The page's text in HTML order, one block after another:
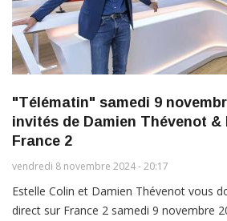
"Télématin" samedi 9
invités de Damien Thévenot
France 2
vendredi 8 novembre 2024 - 20:17
Estelle Colin et Damien Thévenot vous
direct sur France 2 samedi 9 novembre